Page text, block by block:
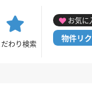
だわり検索
お気に
物件リ